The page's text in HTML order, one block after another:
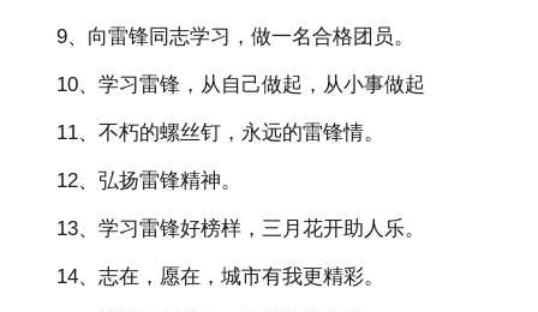
9、向雷锋同志学习，做一名合格团员。
10、学习雷锋，从自己做起，从小事做起
11、不朽的螺丝钉，永远的雷锋情。
12、弘扬雷锋精神。
13、学习雷锋好榜样，三月花开助人乐。
14、志在，愿在，城市有我更精彩。